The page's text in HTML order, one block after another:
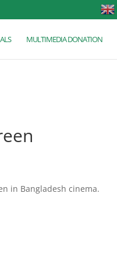
MULTIMEDIA DONATION
in Bangladesh cinema.